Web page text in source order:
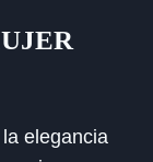
elegancia